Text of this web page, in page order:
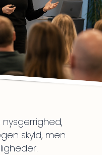
skyld, men